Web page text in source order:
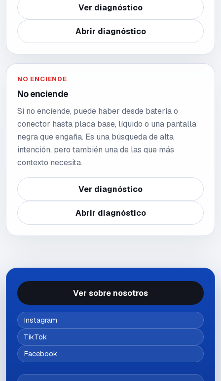
Ver diagnóstico
Abrir diagnóstico
NO ENCIENDE
No enciende
Si no enciende, puede haber desde batería o
conector hasta placa base, líquido o una pantalla
negra que engaña. Es una búsqueda de alta
intención, pero también una de las que más
contexto necesita.
Ver diagnóstico
Abrir diagnóstico
Ver sobre nosotros
Instagram
TikTok
Facebook